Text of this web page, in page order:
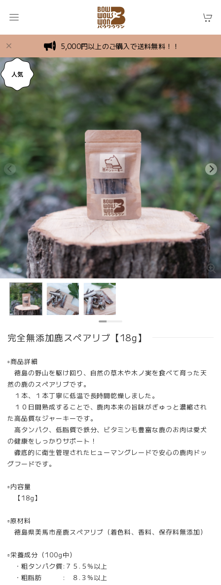
5,000円以上のご購入で送料無料！！
完全無添加鹿スペアリブ【18g】
▫︎商品詳細
徳島の野山を駆け回り、自然の草木や木ノ実を食べて育った天
然の鹿のスペアリブです。
１本、１本丁寧に低温で長時間乾燥しました。
１０日間熟成することで、鹿肉本来の旨味がぎゅっと濃縮され
た高品質なジャーキーです。
高タンパク、低脂質で鉄分、ビタミンも豊富な鹿のお肉は愛犬
の健康をしっかりサポート！
徹底的に衛生管理されたヒューマングレードで安心の鹿肉ドッ
グフードです。
▫︎内容量
【18g】
▫︎原材料
徳島県美馬市産鹿スペアリブ（着色料、香料、保存料無添加）
▫︎栄養成分（100g中）
・粗タンパク質:７５.５%以上
・粗脂肪 : ８.３%以上